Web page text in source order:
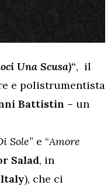
Una Scusa)“, il
e polistrumentista
Battistin – un
Sole” e “Amore
Salad, in
), che ci